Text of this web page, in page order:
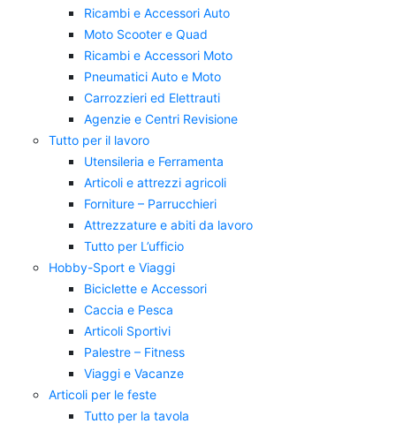
Ricambi e Accessori Auto
Moto Scooter e Quad
Ricambi e Accessori Moto
Pneumatici Auto e Moto
Carrozzieri ed Elettrauti
Agenzie e Centri Revisione
Tutto per il lavoro
Utensileria e Ferramenta
Articoli e attrezzi agricoli
Forniture – Parrucchieri
Attrezzature e abiti da lavoro
Tutto per L’ufficio
Hobby-Sport e Viaggi
Biciclette e Accessori
Caccia e Pesca
Articoli Sportivi
Palestre – Fitness
Viaggi e Vacanze
Articoli per le feste
Tutto per la tavola